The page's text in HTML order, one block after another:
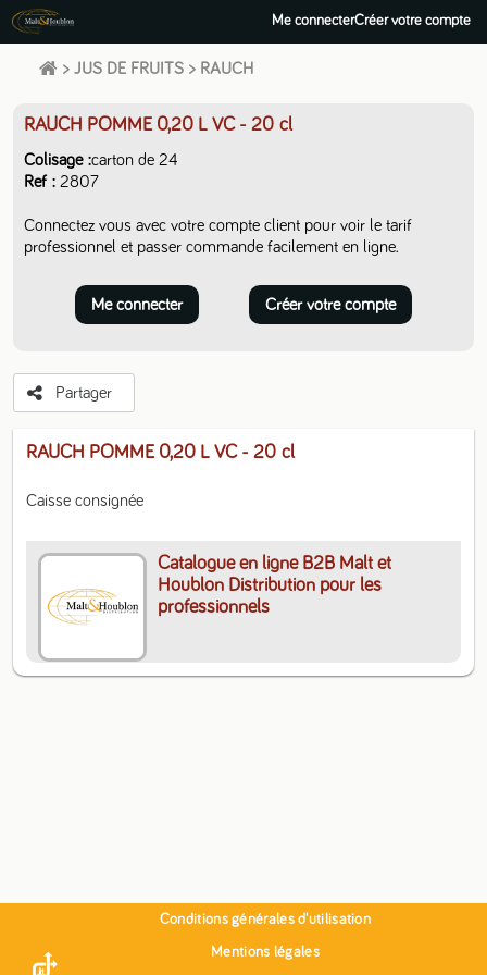
Me connecterCréer votre compte
> JUS DE FRUITS > RAUCH
RAUCH POMME 0,20 L VC - 20 cl
Caisse consignée
Catalogue en ligne B2B Malt et
Houblon Distribution pour les
professionnels
RAUCH POMME 0,20 L VC - 20 cl
Colisage carton de 24
Ref
2807
Connectez vous avec votre compte client pour voir le tarif
professionnel et passer commande facilement en ligne.
Me connecter Créer votre compte
Partager
Conditions générales d'utilisation
Mentions légales